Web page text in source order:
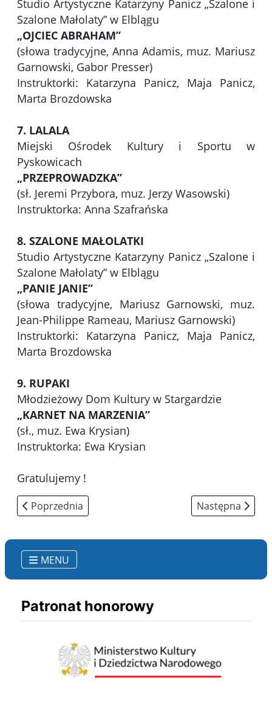
MENU
Patronat honorowy
Studio Artystyczne Katarzyny Panicz „Szalone i
Szalone Małolaty” w Elblągu
„OJCIEC ABRAHAM”
(słowa tradycyjne, Anna Adamis, muz. Mariusz
Garnowski, Gabor Presser)
Instruktorki: Katarzyna Panicz, Maja Panicz,
Marta Brozdowska
7. LALALA
Miejski Ośrodek Kultury i Sportu w
Pyskowicach
„PRZEPROWADZKA”
(sł. Jeremi Przybora, muz. Jerzy Wasowski)
Instruktorka: Anna Szafrańska
8. SZALONE MAŁOLATKI
Studio Artystyczne Katarzyny Panicz „Szalone i
Szalone Małolaty” w Elblągu
„PANIE JANIE”
(słowa tradycyjne, Mariusz Garnowski, muz.
Jean-Philippe Rameau, Mariusz Garnowski)
Instruktorki: Katarzyna Panicz, Maja Panicz,
Marta Brozdowska
9. RUPAKI
Młodzieżowy Dom Kultury w Stargardzie
„KARNET NA MARZENIA”
(sł., muz. Ewa Krysian)
Instruktorka: Ewa Krysian
Gratulujemy !
Poprzednia strona: Nominacje – zespoły wokalne 13-
Poprzednia Następna
Następna